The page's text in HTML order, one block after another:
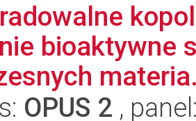
bioaktywne
OPUS 2 ,